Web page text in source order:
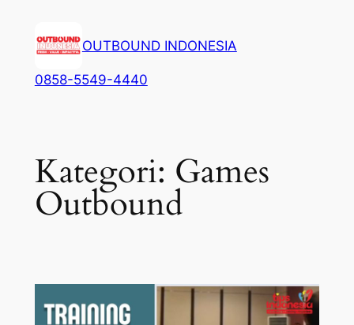
konten
OUTBOUND INDONESIA
0858-5549-4440
Kategori: Games
Outbound